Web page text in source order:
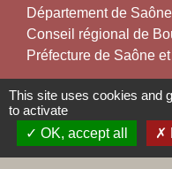
Département de
Conseil régional de
Préfecture de Saône
Labels
Natura 2000
This site uses cookies and
to activate
OK, accept all